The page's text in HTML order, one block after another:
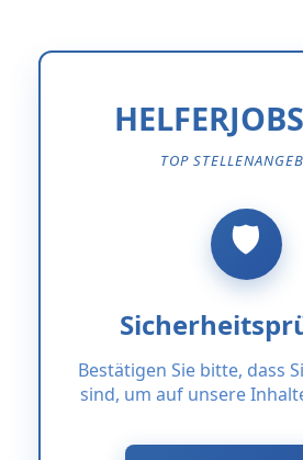
TOP
Bestätigen Sie bitte, dass
sind, um auf unsere